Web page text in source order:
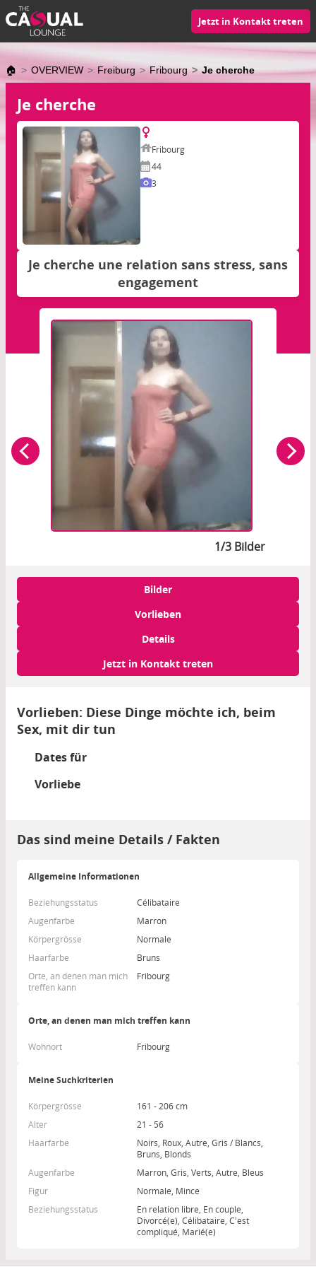
Jetzt in Kontakt treten
🏠 OVERVIEW Freiburg Fribourg Je cherche
Je cherche
Fribourg
44
3
Je cherche une relation sans stress, sans
engagement
1/3 Bilder
Bilder
Vorlieben
Details
Jetzt in Kontakt treten
Vorlieben: Diese Dinge möchte ich, beim
Sex, mit dir tun
Dates für
Vorliebe
Das sind meine Details / Fakten
Allgemeine Informationen
Beziehungsstatus
Célibataire
Augenfarbe
Marron
Körpergrösse
Normale
Haarfarbe
Bruns
Orte, an denen man mich
treffen kann
Fribourg
Orte, an denen man mich treffen kann
Wohnort Fribourg
Meine Suchkriterien
Körpergrösse
161 - 206 cm
Alter
21 - 56
Haarfarbe
Noirs, Roux, Autre, Gris / Blancs,
Bruns, Blonds
Augenfarbe
Marron, Gris, Verts, Autre, Bleus
Figur
Normale, Mince
Beziehungsstatus
En relation libre, En couple,
Divorcé(e), Célibataire, C'est
compliqué, Marié(e)